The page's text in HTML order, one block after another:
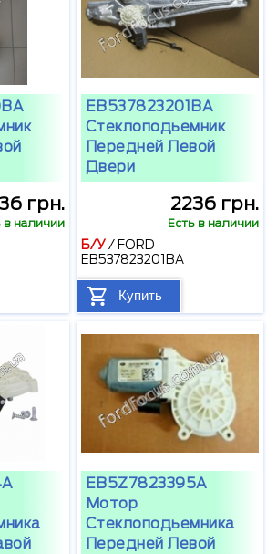
грн.
в наличии
EB537823201BA
Стеклоподьемник
Передней Левой
Двери
2236 грн.
Есть в наличии
Б/У/ FORD
EB537823201BA
Купить
EB5Z7823395A
Мотор
Стеклоподьемника
Передней Левой